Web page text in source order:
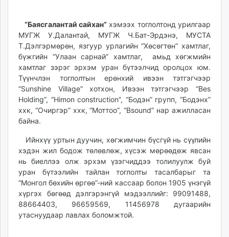
tumen.mn
shuum.mn
times.mn
tvmongolia.mn
mass.mn
unegui.mn
assa.mn
toim.mn
paparazzi.mn
unread.today
“Баясгалантай сайхан” хэмээх тоглолтонд урилгаар
МУГЖ У.Далантай, МУГЖ Ч.Бат-Эрдэнэ, МУСТА
Т.Дэлгэрмөрөн, язгуур урлагийн “Хөсөгтөн” хамтлаг,
бүжгийн “Улаан сарнай” хамтлаг, амьд хөгжмийн
хамтлаг зэрэг эрхэм уран бүтээлчид оролцох юм.
Түүнчлэн тоглолтын ерөнхий ивээн тэтгэгчээр
“Sunshine Village” хотхон, Ивээн тэтгэгчээр “Bes
Holding”, “Himon construction”, “Бодэн” групп, “Бодэнх”
ххк, “Очиргэр” ххк, “Моттоо”, “Bsound” нар ажилласан
байна.
Ийнхүү уртын дуучин, хөгжимчин бүсгүй нь сүүлийн
хэдэн жил бодож төлөвлөж, хүсэж мөрөөдөж явсан
нь биеллээ олж эрхэм үзэгчиддээ толилуулж буй
уран бүтээлийн тайлан тоглолты тасалбарыг та
“Монгол бөхийн өргөө”-ний кассаар болон 1905 үнэгүй
хүргэх бөгөөд дэлгэрэнгүй мэдээллийг: 99091488,
88664403, 96659569, 11456978 дугаарийн
утаснуудаар лавлах боломжтой.